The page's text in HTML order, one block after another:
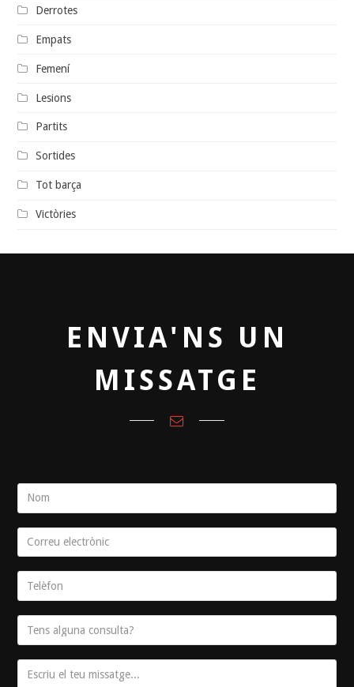
Derrotes
Empats
Femení
Lesions
Partits
Sortides
Tot barça
Victòries
ENVIA'NS UN
MISSATGE